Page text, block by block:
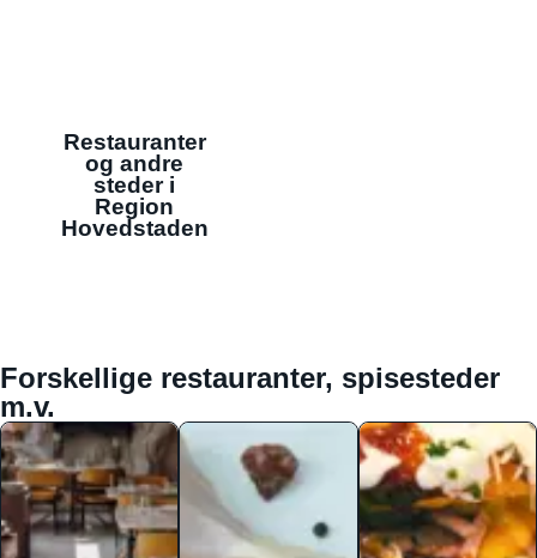
Restauranter
og andre
steder i
Region
Hovedstaden
Forskellige restauranter, spisesteder
m.v.